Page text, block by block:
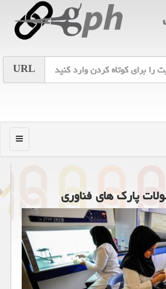
URL
منو
پارك های فناوری